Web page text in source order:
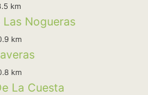
km
Nogueras
km
km
La Cuesta